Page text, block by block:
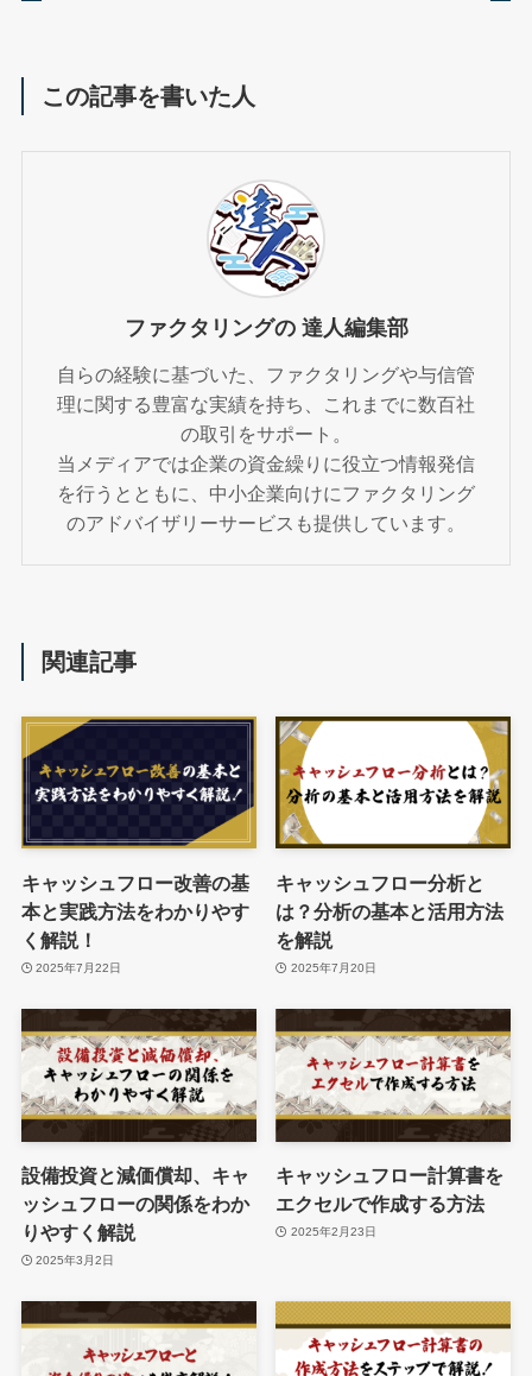
この記事を書いた人
ファクタリングの 達人編集部
自らの経験に基づいた、ファクタリングや与信管
理に関する豊富な実績を持ち、これまでに数百社
の取引をサポート。
当メディアでは企業の資金繰りに役立つ情報発信
を行うとともに、中小企業向けにファクタリング
のアドバイザリーサービスも提供しています。
関連記事
キャッシュフロー改善の基
本と実践方法をわかりやす
く解説！
2025年7月22日
キャッシュフロー分析と
は？分析の基本と活用方法
を解説
2025年7月20日
設備投資と減価償却、キャ
ッシュフローの関係をわか
りやすく解説
2025年3月2日
キャッシュフロー計算書を
エクセルで作成する方法
2025年2月23日